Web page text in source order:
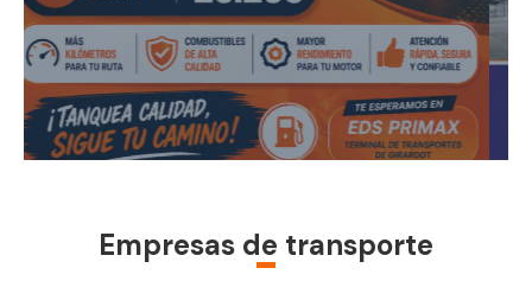
Empresas de transporte